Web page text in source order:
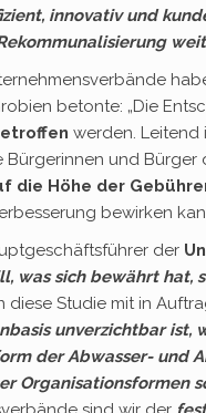
innovativ und
betonte: „Die
werden. Leitend
Bürgerinnen und
die Höhe der
bewirken
der
was sich bewährt
diese Studie mit in
unverzichtbar
der Abwasser- und